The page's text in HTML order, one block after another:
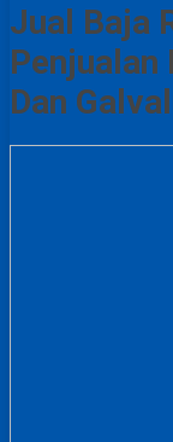
Jual Baja
Penjualan
Dan